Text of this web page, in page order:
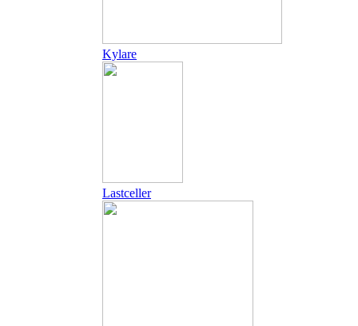
Kylare
Lastceller